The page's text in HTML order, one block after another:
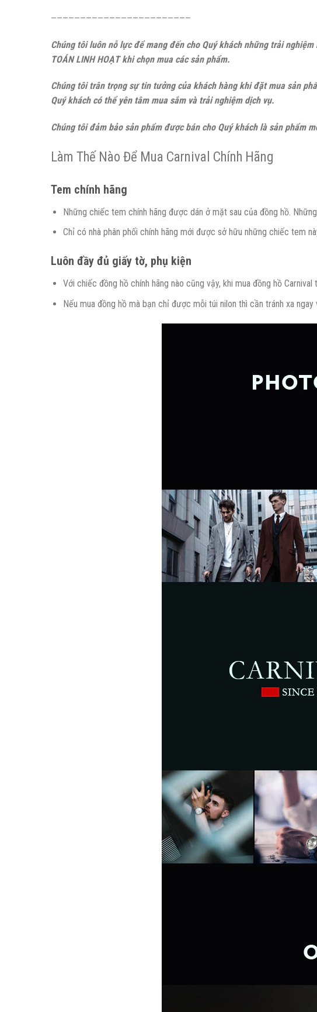
————————————————————————
Chúng tôi luôn nỗ lực để mang đến cho Quý khách những trải
TOÁN LINH HOẠT khi chọn mua các sản phẩm.
Chúng tôi trân trọng sự tin tưởng của khách hàng khi đặt mua sản
Quý khách có thể yên tâm mua sắm và trải nghiệm dịch vụ.
Chúng tôi đảm bảo sản phẩm được bán cho Quý khách là sản phẩm
Làm Thế Nào Để Mua Carnival Chính Hãng
Tem chính hãng
Những chiếc tem chính hãng được dán ở mặt sau của đồng hồ.
Chỉ có nhà phân phối chính hãng mới được sở hữu những chiếc tem
Luôn đầy đủ giấy tờ, phụ kiện
Với chiếc đồng hồ chính hãng nào cũng vậy, khi mua đồng hồ
Nếu mua đồng hồ mà bạn chỉ được mỗi túi nilon thì cần tránh xa